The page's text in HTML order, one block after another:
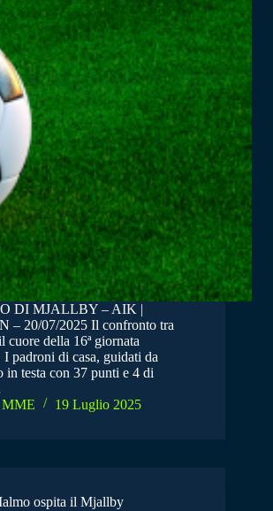
DI MJALLBY – AIK |
– 20/07/2025 Il confronto tra
della 16ª giornata
padroni di casa, guidati da
in testa con 37 punti e 4 di
MME
19 Luglio 2025
ospita il Mjallby